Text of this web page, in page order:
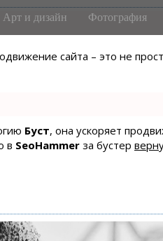
сайта – это не
Буст, она ускоряет
в SeoHammer за бустер
Арт и дизайн Фотография